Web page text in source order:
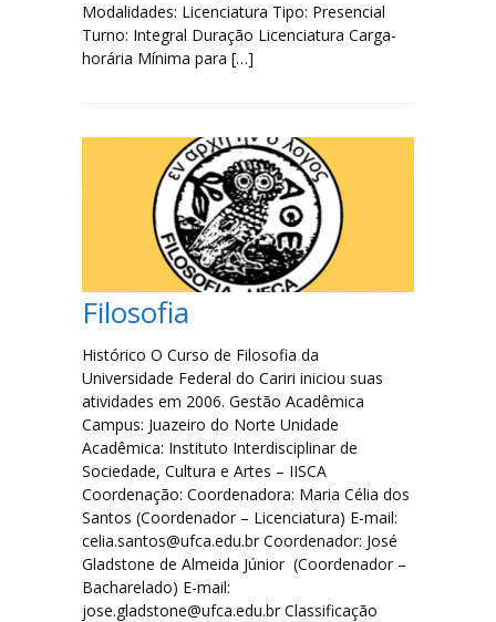
Modalidades: Licenciatura Tipo: Presencial
Turno: Integral Duração Licenciatura Carga-
horária Mínima para […]
Filosofia
Histórico O Curso de Filosofia da
Universidade Federal do Cariri iniciou suas
atividades em 2006. Gestão Acadêmica
Campus: Juazeiro do Norte Unidade
Acadêmica: Instituto Interdisciplinar de
Sociedade, Cultura e Artes – IISCA
Coordenação: Coordenadora: Maria Célia dos
Santos (Coordenador – Licenciatura) E-mail:
celia.santos@ufca.edu.br Coordenador: José
Gladstone de Almeida Júnior (Coordenador –
Bacharelado) E-mail:
jose.gladstone@ufca.edu.br Classificação